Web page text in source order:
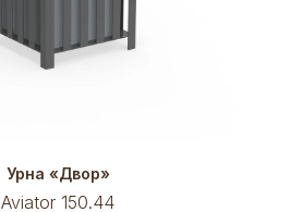
Урна «Двор»
Aviator 150.44